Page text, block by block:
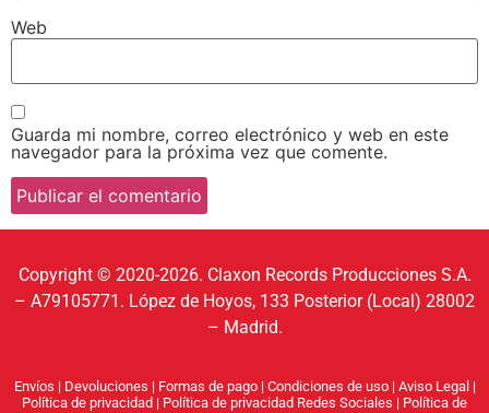
Web
Guarda mi nombre, correo electrónico y web en este
navegador para la próxima vez que comente.
Copyright © 2020-2026. Claxon Records Producciones S.A.
– A79105771. López de Hoyos, 133 Posterior (Local) 28002
– Madrid.
Envíos | Devoluciones | Formas de pago| Condiciones de uso| Aviso Legal |
Política de privacidad | Política de privacidad Redes Sociales | Política de